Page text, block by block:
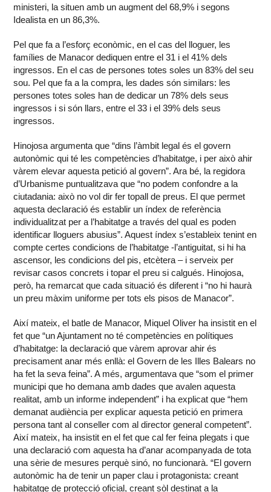
ministeri, la situen amb un augment del 68,9% i segons
Idealista en un 86,3%.
Pel que fa a l’esforç econòmic, en el cas del lloguer, les
famílies de Manacor dediquen entre el 31 i el 41% dels
ingressos. En el cas de persones totes soles un 83% del seu
sou. Pel que fa a la compra, les dades són similars: les
persones totes soles han de dedicar un 78% dels seus
ingressos i si són llars, entre el 33 i el 39% dels seus
ingressos.
Hinojosa argumenta que “dins l’àmbit legal és el govern
autonòmic qui té les competències d’habitatge, i per això ahir
vàrem elevar aquesta petició al govern”. Ara bé, la regidora
d’Urbanisme puntualitzava que “no podem confondre a la
ciutadania: això no vol dir fer topall de preus. El que permet
aquesta declaració és establir un índex de referència
individualitzat per a l’habitatge a través del qual es poden
identificar lloguers abusius”. Aquest índex s’estableix tenint en
compte certes condicions de l’habitatge -l’antiguitat, si hi ha
ascensor, les condicions del pis, etcètera – i serveix per
revisar casos concrets i topar el preu si calgués. Hinojosa,
però, ha remarcat que cada situació és diferent i “no hi haurà
un preu màxim uniforme per tots els pisos de Manacor”.
Així mateix, el batle de Manacor, Miquel Oliver ha insistit en el
fet que “un Ajuntament no té competències en polítiques
d’habitatge: la declaració que vàrem aprovar ahir és
precisament anar més enllà: el Govern de les Illes Balears no
ha fet la seva feina”. A més, argumentava que “som el primer
municipi que ho demana amb dades que avalen aquesta
realitat, amb un informe independent” i ha explicat que “hem
demanat audiència per explicar aquesta petició en primera
persona tant al conseller com al director general competent”.
Així mateix, ha insistit en el fet que cal fer feina plegats i que
una declaració com aquesta ha d’anar acompanyada de tota
una sèrie de mesures perquè sinó, no funcionarà. “El govern
autonòmic ha de tenir un paper clau i protagonista: creant
habitatge de protecció oficial, creant sòl destinat a la